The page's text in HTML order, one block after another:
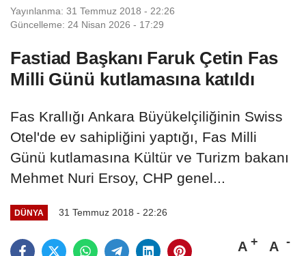
Yayınlanma: 31 Temmuz 2018 - 22:26
Güncelleme: 24 Nisan 2026 - 17:29
Fastiad Başkanı Faruk Çetin Fas
Milli Günü kutlamasına katıldı
Fas Krallığı Ankara Büyükelçiliğinin Swiss
Otel'de ev sahipliğini yaptığı, Fas Milli
Günü kutlamasına Kültür ve Turizm bakanı
Mehmet Nuri Ersoy, CHP genel...
DÜNYA 31 Temmuz 2018 - 22:26
A A